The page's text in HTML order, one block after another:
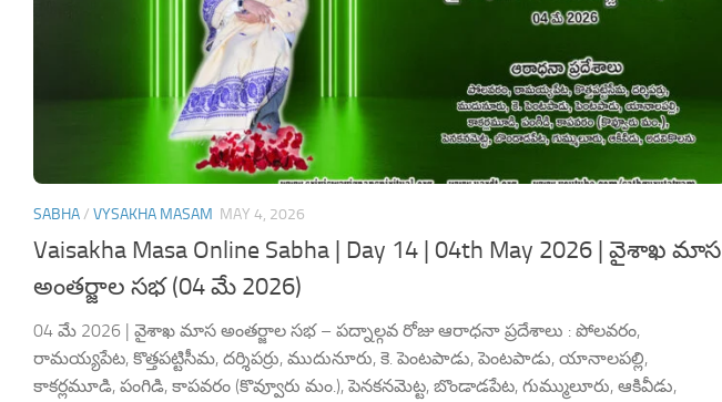
SABHA/ VYSAKHA MASAM MAY 4, 2026
Vaisakha Masa Online Sabha | Day 14 | 04th May 2026 | వైశాఖ మాస
అంతర్జాల సభ (04 మే 2026)
04 మే 2026 | వైశాఖ మాస అంతర్జాల సభ – పద్నాల్గవ రోజు ఆరాధనా ప్రదేశాలు : పోలవరం,
రామయ్యపేట, కొత్తపట్టిసీమ, దర్శిపర్రు, ముదునూరు, కె. పెంటపాడు, పెంటపాడు, యానాలపల్లి,
కాకర్లమూడి, పంగిడి, కాపవరం (కొవ్వూరు మం.), పెనకనమెట్ట, బొండాడపేట, గుమ్ములూరు, ఆకివీడు,